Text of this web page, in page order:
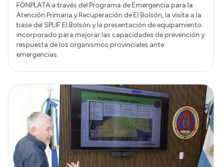
FONPLATA a través del Programa de Emergencia para la
Atención Primaria y Recuperación de El Bolsón, la visita a la
base del SPLIF El Bolsón y la presentación de equipamiento
incorporado para mejorar las capacidades de prevención y
respuesta de los organismos provinciales ante
emergencias.